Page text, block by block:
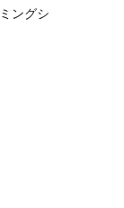
ングシ